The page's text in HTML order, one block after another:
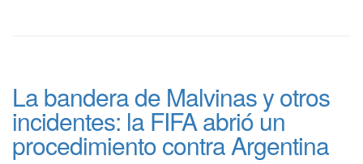
La bandera de Malvinas y otros
incidentes: la FIFA abrió un
procedimiento contra Argentina